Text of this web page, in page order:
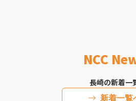
NCC
長崎の新着一
新着一覧